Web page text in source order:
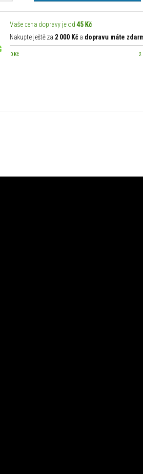
Vaše cena dopravy je od 45 Kč
Nakupte ještě za 2 000 Kča dopravu máte
0 Kč 2